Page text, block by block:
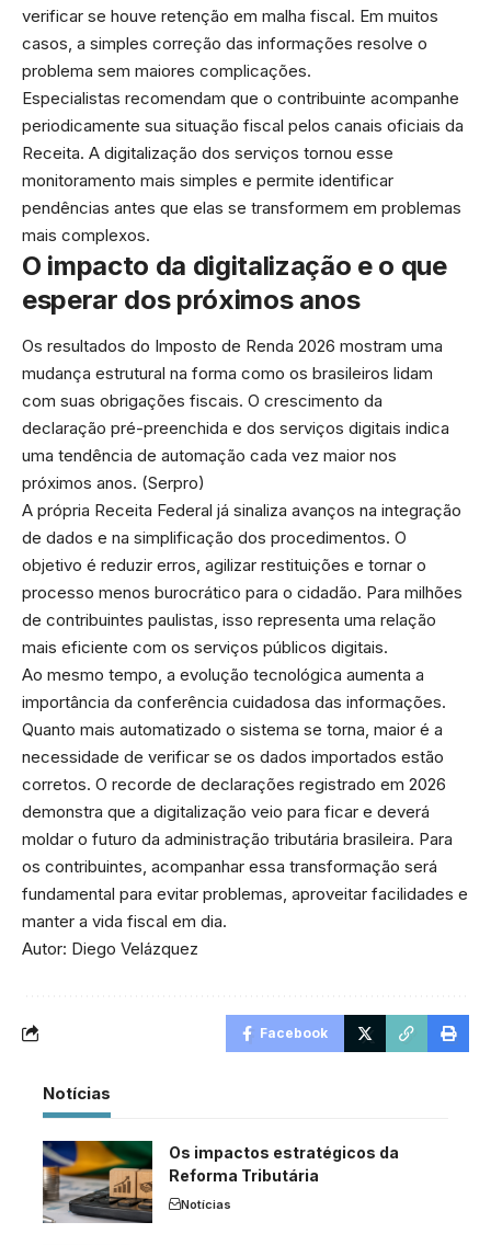
verificar se houve retenção em malha fiscal. Em muitos
casos, a simples correção das informações resolve o
problema sem maiores complicações.
Especialistas recomendam que o contribuinte acompanhe
periodicamente sua situação fiscal pelos canais oficiais da
Receita. A digitalização dos serviços tornou esse
monitoramento mais simples e permite identificar
pendências antes que elas se transformem em problemas
mais complexos.
O impacto da digitalização e o que
esperar dos próximos anos
Os resultados do Imposto de Renda 2026 mostram uma
mudança estrutural na forma como os brasileiros lidam
com suas obrigações fiscais. O crescimento da
declaração pré-preenchida e dos serviços digitais indica
uma tendência de automação cada vez maior nos
próximos anos. (Serpro)
A própria Receita Federal já sinaliza avanços na integração
de dados e na simplificação dos procedimentos. O
objetivo é reduzir erros, agilizar restituições e tornar o
processo menos burocrático para o cidadão. Para milhões
de contribuintes paulistas, isso representa uma relação
mais eficiente com os serviços públicos digitais.
Ao mesmo tempo, a evolução tecnológica aumenta a
importância da conferência cuidadosa das informações.
Quanto mais automatizado o sistema se torna, maior é a
necessidade de verificar se os dados importados estão
corretos. O recorde de declarações registrado em 2026
demonstra que a digitalização veio para ficar e deverá
moldar o futuro da administração tributária brasileira. Para
os contribuintes, acompanhar essa transformação será
fundamental para evitar problemas, aproveitar facilidades e
manter a vida fiscal em dia.
Autor: Diego Velázquez
Facebook
Notícias
Os impactos estratégicos da
Reforma Tributária
Notícias